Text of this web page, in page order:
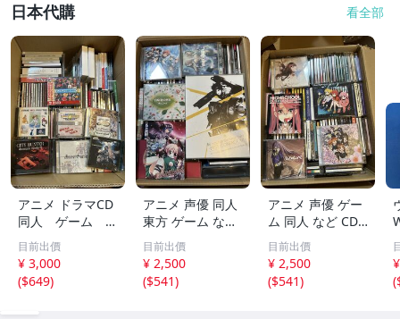
日本代購 看全部
アニメ ドラマCD
同人 ゲーム な
ど CD DVD Blu
-ray まとめ売
り テレビまんが
主題歌 スターオ
目前出價
¥ 3,000
($649)
アニメ 声優 同人
東方 ゲーム など
CD まとめ売り
0808-5 アップル
シード ドラマc
d 米津玄師
目前出價
¥ 2,500
($541)
アニメ 声優 ゲー
ム 同人 など CD
まとめ売り ぼっ
ちざろっく ホロ
ライブ ガールズ
アンドパンツァ
目前出價
¥ 2,500
($541)
(